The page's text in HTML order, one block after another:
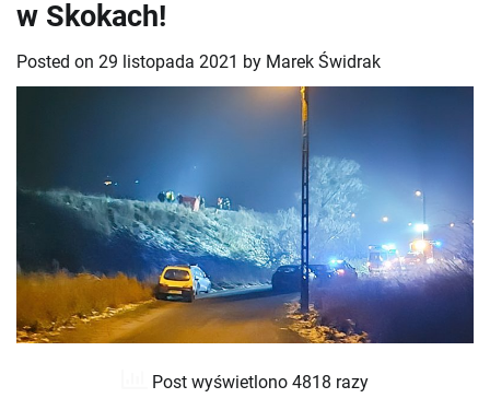
w Skokach!
Posted on 29 listopada 2021 by Marek Świdrak
Post wyświetlono 4818 razy